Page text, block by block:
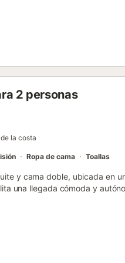
2 personas
la costa
Ropa de cama Toallas
y cama doble, ubicada en
una llegada cómoda y
transporte público a
ideales para disfrutar del
doble, baño privado en